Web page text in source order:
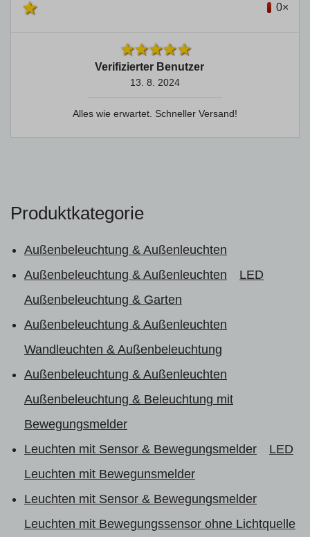
0×
Verifizierter Benutzer
13. 8. 2024
Alles wie erwartet. Schneller Versand!
Produktkategorie
Außenbeleuchtung & Außenleuchten
Außenbeleuchtung & Außenleuchten
LED
Außenbeleuchtung & Garten
Außenbeleuchtung & Außenleuchten
Wandleuchten & Außenbeleuchtung
Außenbeleuchtung & Außenleuchten
Außenbeleuchtung & Beleuchtung mit
Bewegungsmelder
Leuchten mit Sensor & Bewegungsmelder
LED
Leuchten mit Bewegunsmelder
Leuchten mit Sensor & Bewegungsmelder
Leuchten mit Bewegungssensor ohne Lichtquelle